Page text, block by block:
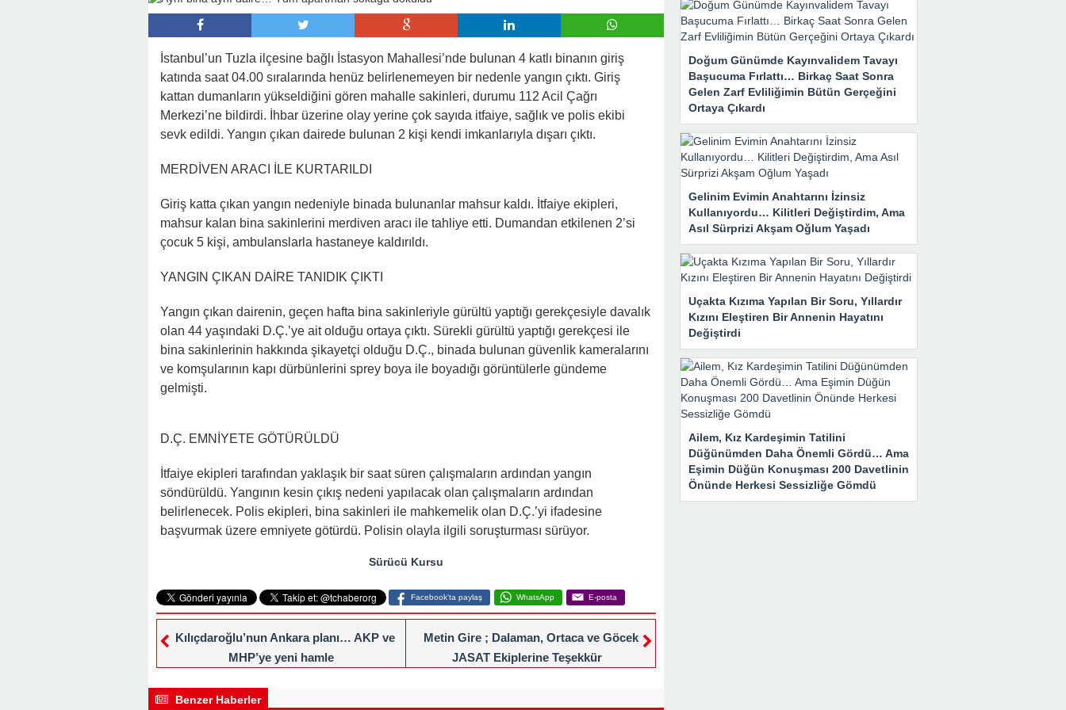
22:41 - Kocam Beni Çocuksuz Diye Terk Etti, Ama Gerçek Çok Başkaydı
23:11 -
Kızım Tabutun Başında “Büyükanne Yalan Söylüyor!” Diye Bağırdı… Sonra Evdeki Gizli Kayıtlar Her
Şeyi Ortaya Çıkardı
İstanbul’un Tuzla ilçesine bağlı İstasyon Mahallesi’nde bulunan 4 katlı binanın giriş
katında saat 04.00 sıralarında henüz belirlenemeyen bir nedenle yangın çıktı. Giriş
kattan dumanların yükseldiğini gören mahalle sakinleri, durumu 112 Acil Çağrı
Merkezi’ne bildirdi. İhbar üzerine olay yerine çok sayıda itfaiye, sağlık ve polis ekibi
sevk edildi. Yangın çıkan dairede bulunan 2 kişi kendi imkanlarıyla dışarı çıktı.
MERDİVEN ARACI İLE KURTARILDI
Giriş katta çıkan yangın nedeniyle binada bulunanlar mahsur kaldı. İtfaiye ekipleri,
mahsur kalan bina sakinlerini merdiven aracı ile tahliye etti. Dumandan etkilenen 2’si
çocuk 5 kişi, ambulanslarla hastaneye kaldırıldı.
YANGIN ÇIKAN DAİRE TANIDIK ÇIKTI
Yangın çıkan dairenin, geçen hafta bina sakinleriyle gürültü yaptığı gerekçesiyle davalık
olan 44 yaşındaki D.Ç.’ye ait olduğu ortaya çıktı. Sürekli gürültü yaptığı gerekçesi ile
bina sakinlerinin hakkında şikayetçi olduğu D.Ç., binada bulunan güvenlik kameralarını
ve komşularının kapı dürbünlerini sprey boya ile boyadığı görüntülerle gündeme
gelmişti.
D.Ç. EMNİYETE GÖTÜRÜLDÜ
İtfaiye ekipleri tarafından yaklaşık bir saat süren çalışmaların ardından yangın
söndürüldü. Yangının kesin çıkış nedeni yapılacak olan çalışmaların ardından
belirlenecek. Polis ekipleri, bina sakinleri ile mahkemelik olan D.Ç.’yi ifadesine
başvurmak üzere emniyete götürdü. Polisin olayla ilgili soruşturması sürüyor.
Sürücü Kursu
Facebook'ta paylaş WhatsApp E-posta
Kılıçdaroğlu’nun Ankara planı… AKP ve
MHP’ye yeni hamle
Metin Gire ; Dalaman, Ortaca ve Göcek
JASAT Ekiplerine Teşekkür
Benzer Haberler
Doğum Günümde Kayınvalidem Tavayı
Başucuma Fırlattı… Birkaç Saat Sonra
Gelen Zarf Evliliğimin Bütün Gerçeğini
Ortaya Çıkardı
Gelinim Evimin Anahtarını İzinsiz
Kullanıyordu… Kilitleri Değiştirdim, Ama
Asıl Sürprizi Akşam Oğlum Yaşadı
Uçakta Kızıma Yapılan Bir Soru, Yıllardır
Kızını Eleştiren Bir Annenin Hayatını
Değiştirdi
Ailem, Kız Kardeşimin Tatilini
Düğünümden Daha Önemli Gördü… Ama
Eşimin Düğün Konuşması 200 Davetlinin
Önünde Herkesi Sessizliğe Gömdü